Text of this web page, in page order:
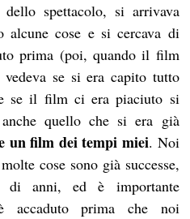
spettacolo, si arrivava
alcune cose e si cercava di
prima (poi, quando il film
se si era capito tutto
se il film ci era piaciuto si
quello che si era già
un film dei tempi miei. Noi
cose sono già successe,
di anni, ed è importante
accaduto prima che noi